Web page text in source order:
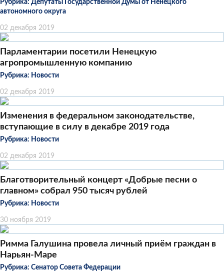
Рубрика: Депутаты Государственной Думы от Ненецкого
автономного округа
02 декабря 2019
Парламентарии посетили Ненецкую
агропромышленную компанию
Рубрика: Новости
02 декабря 2019
Изменения в федеральном законодательстве,
вступающие в силу в декабре 2019 года
Рубрика: Новости
02 декабря 2019
Благотворительный концерт «Добрые песни о
главном» собрал 950 тысяч рублей
Рубрика: Новости
30 ноября 2019
Римма Галушина провела личный приём граждан в
Нарьян-Маре
Рубрика: Сенатор Совета Федерации